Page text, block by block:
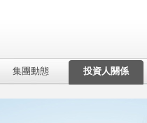
集團動態 投資人關係